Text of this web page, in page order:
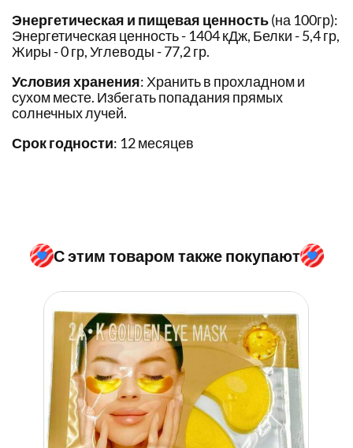
Энергетическая и пищевая ценность(на 100гр):
Энергетическая ценность - 1404 кДж, Белки - 5,4 гр,
Жиры - 0 гр, Углеводы - 77,2 гр.
Условия хранения: Хранить в прохладном и
сухом месте. Избегать попадания прямых
солнечных лучей.
Срок годности: 12 месяцев
С этим товаром также покупают